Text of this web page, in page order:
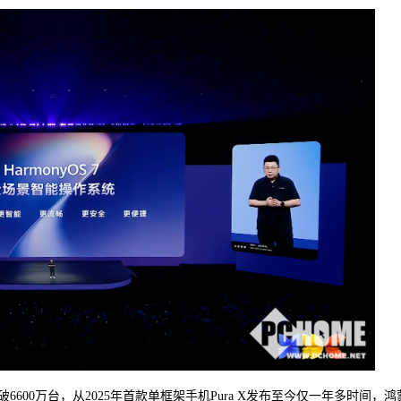
万台，从2025年首款单框架手机Pura X发布至今仅一年多时间，鸿